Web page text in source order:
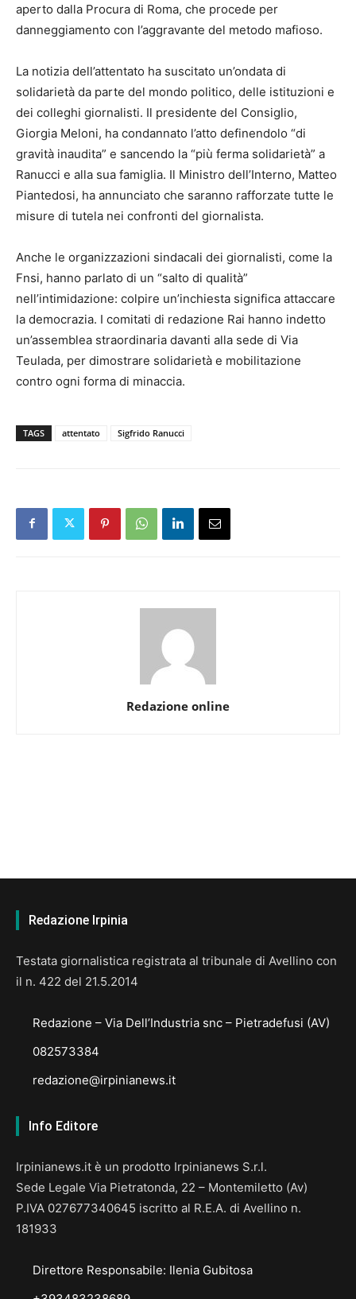
aperto dalla Procura di Roma, che procede per
danneggiamento con l’aggravante del metodo mafioso.
La notizia dell’attentato ha suscitato un’ondata di
solidarietà da parte del mondo politico, delle istituzioni e
dei colleghi giornalisti. Il presidente del Consiglio,
Giorgia Meloni, ha condannato l’atto definendolo “di
gravità inaudita” e sancendo la “più ferma solidarietà” a
Ranucci e alla sua famiglia. Il Ministro dell’Interno, Matteo
Piantedosi, ha annunciato che saranno rafforzate tutte le
misure di tutela nei confronti del giornalista.
Anche le organizzazioni sindacali dei giornalisti, come la
Fnsi, hanno parlato di un “salto di qualità”
nell’intimidazione: colpire un’inchiesta significa attaccare
la democrazia. I comitati di redazione Rai hanno indetto
un’assemblea straordinaria davanti alla sede di Via
Teulada, per dimostrare solidarietà e mobilitazione
contro ogni forma di minaccia.
TAGS attentato Sigfrido Ranucci
Redazione online
Redazione Irpinia
Testata giornalistica registrata al tribunale di Avellino con
il n. 422 del 21.5.2014
Redazione – Via Dell’Industria snc – Pietradefusi (AV)
082573384
redazione@irpinianews.it
Info Editore
Irpinianews.it è un prodotto Irpinianews S.r.l.
Sede Legale Via Pietratonda, 22 – Montemiletto (Av)
P.IVA 027677340645 iscritto al R.E.A. di Avellino n.
181933
Direttore Responsabile: Ilenia Gubitosa